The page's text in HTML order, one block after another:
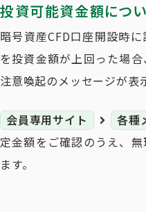
投資可能資金額につ
暗号資産CFD口座開設時
を投資金額が上回った場
注意喚起のメッセージが表
会員専用サイト 各種
定金額をご確認のうえ、
ます。